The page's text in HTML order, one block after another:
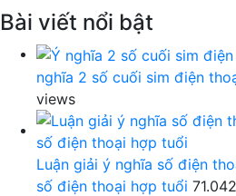
Bài viết nổi bật
nghĩa 2 số cuối sim điện
views
Luận giải ý nghĩa số điện
số điện thoại hợp tuổi